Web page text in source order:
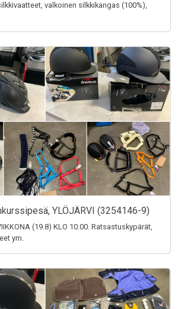
valkoinen silkkikangas (100%),
YLÖJÄRVI (3254146-9)
(19.8) KLO 10.00. Ratsastuskypärät,
ym.